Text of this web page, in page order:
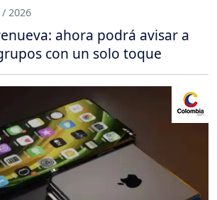
/ 2026
ahora podrá avisar a
con un solo toque